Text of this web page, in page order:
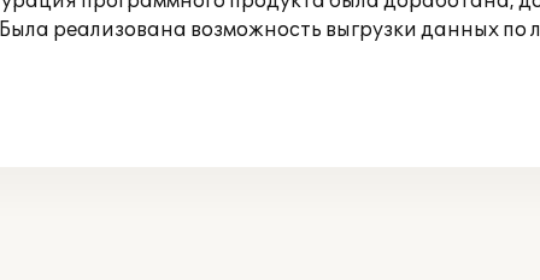
реализована возможность выгрузки данных по